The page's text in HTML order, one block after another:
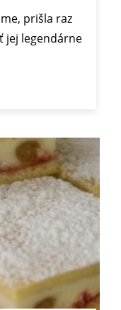
prišla raz
jej legendárne